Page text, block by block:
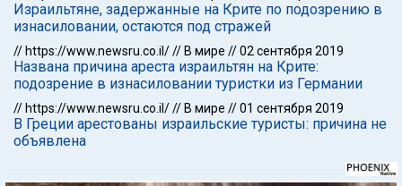
Израильтяне, задержанные на Крите по подозрению в
изнасиловании, остаются под стражей
// https://www.newsru.co.il/// В мире //02 сентября 2019
Названа причина ареста израильтян на Крите:
подозрение в изнасиловании туристки из Германии
// https://www.newsru.co.il/// В мире //01 сентября 2019
В Греции арестованы израильские туристы: причина не
объявлена